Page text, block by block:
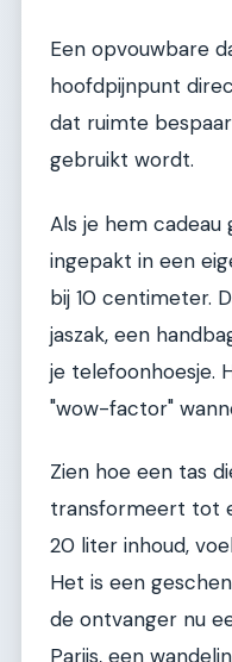
Een opvouwbare
hoofdpijnpunt
dat ruimte
gebruikt wordt.
Als je hem cadeau
ingepakt in een
bij 10 centimeter.
jaszak, een
je telefoonhoesje.
"wow-factor"
Zien hoe een tas
transformeert tot
20 liter inhoud,
Het is een
de ontvanger nu
Parijs, een